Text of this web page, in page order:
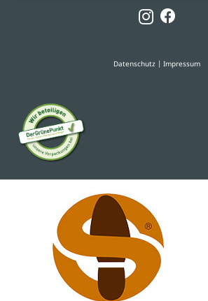
Datenschutz | Impressum